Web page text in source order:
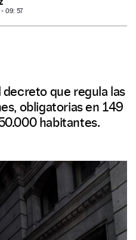
- 09: 57
decreto que regula las
obligatorias en 149
habitantes.